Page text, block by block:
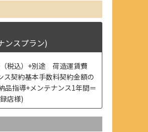
ンスプラン)
税込）+別途 荷造運賃費
ス契約基本手数料契約金額の
品指導+メンテナンス1年間＝
店様)